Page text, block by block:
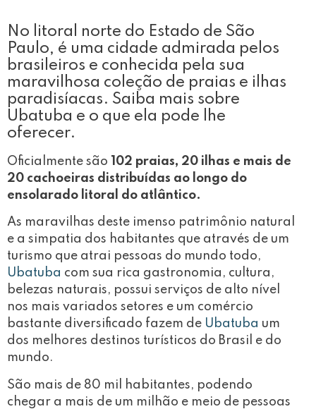
No litoral norte do Estado de São
Paulo, é uma cidade admirada pelos
brasileiros e conhecida pela sua
maravilhosa coleção de praias e ilhas
paradisíacas. Saiba mais sobre
Ubatuba e o que ela pode lhe
oferecer.
Oficialmente são 102 praias, 20 ilhas e mais de
20 cachoeiras distribuídas ao longo do
ensolarado litoral do atlântico.
As maravilhas deste imenso patrimônio natural
e a simpatia dos habitantes que através de um
turismo que atrai pessoas do mundo todo,
Ubatuba com sua rica gastronomia, cultura,
belezas naturais, possui serviços de alto nível
nos mais variados setores e um comércio
bastante diversificado fazem de Ubatuba um
dos melhores destinos turísticos do Brasil e do
mundo.
São mais de 80 mil habitantes, podendo
chegar a mais de um milhão e meio de pessoas